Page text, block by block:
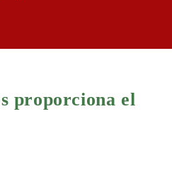
proporciona el